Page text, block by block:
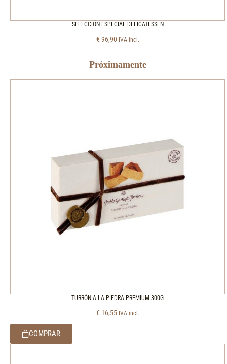
SELECCIÓN ESPECIAL DELICATESSEN
€ 96,90 IVA incl.
Próximamente
TURRÓN A LA PIEDRA PREMIUM 300G
€ 16,55 IVA incl.
COMPRAR